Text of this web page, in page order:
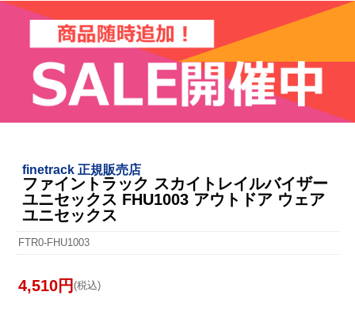
finetrack 正規販売店
ファイントラック スカイトレイルバイザー
ユニセックス FHU1003 アウトドア ウェア
ユニセックス
FTR0-FHU1003
4,510円 (税込)